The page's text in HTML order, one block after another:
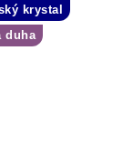
krystal
duha